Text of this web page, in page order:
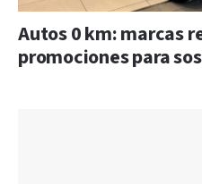
Autos 0 km: marcas
promociones para